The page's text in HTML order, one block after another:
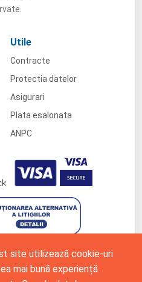
site utilizează cookie-uri
mai bună experiență.
Utile
Contracte
Protectia datelor
Asigurari
Plata esalonata
ANPC